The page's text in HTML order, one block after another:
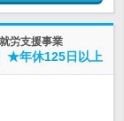
労支援事業
★年休125日以上